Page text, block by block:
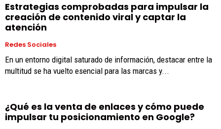
Estrategias comprobadas para impulsar la
creación de contenido viral y captar la
atención
Redes Sociales
En un entorno digital saturado de información, destacar entre la
multitud se ha vuelto esencial para las marcas y...
¿Qué es la venta de enlaces y cómo puede
impulsar tu posicionamiento en Google?